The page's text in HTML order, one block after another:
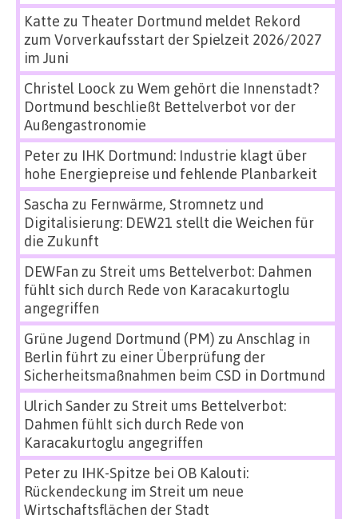
Katte zu Theater Dortmund meldet Rekord
zum Vorverkaufsstart der Spielzeit 2026/2027
im Juni
Christel Loock zu Wem gehört die Innenstadt?
Dortmund beschließt Bettelverbot vor der
Außengastronomie
Peterzu IHK Dortmund: Industrie klagt über
hohe Energiepreise und fehlende Planbarkeit
Sascha zu Fernwärme, Stromnetz und
Digitalisierung: DEW21 stellt die Weichen für
die Zukunft
DEWFan zu Streit ums Bettelverbot: Dahmen
fühlt sich durch Rede von Karacakurtoglu
angegriffen
Grüne Jugend Dortmund (PM) zu Anschlag in
Berlin führt zu einer Überprüfung der
Sicherheitsmaßnahmen beim CSD in Dortmund
Ulrich Sanderzu Streit ums Bettelverbot:
Dahmen fühlt sich durch Rede von
Karacakurtoglu angegriffen
Peterzu IHK-Spitze bei OB Kalouti:
Rückendeckung im Streit um neue
Wirtschaftsflächen der Stadt